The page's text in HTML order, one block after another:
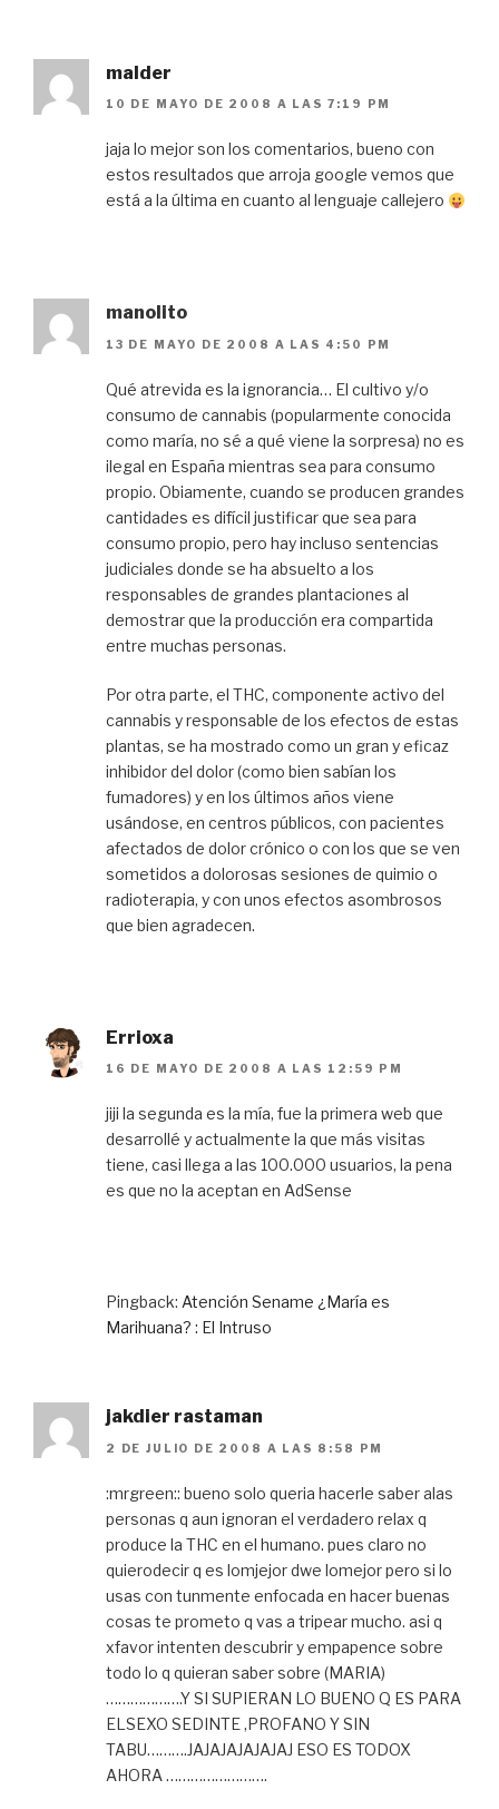
malder
10 DE MAYO DE 2008 A LAS 7:19 PM
jaja lo mejor son los comentarios, bueno con
estos resultados que arroja google vemos que
está a la última en cuanto al lenguaje callejero
manolito
13 DE MAYO DE 2008 A LAS 4:50 PM
Qué atrevida es la ignorancia… El cultivo y/o
consumo de cannabis (popularmente conocida
como maría, no sé a qué viene la sorpresa) no es
ilegal en España mientras sea para consumo
propio. Obiamente, cuando se producen grandes
cantidades es difícil justificar que sea para
consumo propio, pero hay incluso sentencias
judiciales donde se ha absuelto a los
responsables de grandes plantaciones al
demostrar que la producción era compartida
entre muchas personas.
Por otra parte, el THC, componente activo del
cannabis y responsable de los efectos de estas
plantas, se ha mostrado como un gran y eficaz
inhibidor del dolor (como bien sabían los
fumadores) y en los últimos años viene
usándose, en centros públicos, con pacientes
afectados de dolor crónico o con los que se ven
sometidos a dolorosas sesiones de quimio o
radioterapia, y con unos efectos asombrosos
que bien agradecen.
Errioxa
16 DE MAYO DE 2008 A LAS 12:59 PM
jiji la segunda es la mía, fue la primera web que
desarrollé y actualmente la que más visitas
tiene, casi llega a las 100.000 usuarios, la pena
es que no la aceptan en AdSense
Pingback: Atención Sename ¿María es
Marihuana? : El Intruso
jakdier rastaman
2 DE JULIO DE 2008 A LAS 8:58 PM
:mrgreen:: bueno solo queria hacerle saber alas
personas q aun ignoran el verdadero relax q
produce la THC en el humano. pues claro no
quierodecir q es lomjejor dwe lomejor pero si lo
usas con tunmente enfocada en hacer buenas
cosas te prometo q vas a tripear mucho. asi q
xfavor intenten descubrir y empapence sobre
todo lo q quieran saber sobre (MARIA)
……………….Y SI SUPIERAN LO BUENO Q ES PARA
ELSEXO SEDINTE ,PROFANO Y SIN
TABU……….JAJAJAJAJAJAJ ESO ES TODOX
AHORA …………………….